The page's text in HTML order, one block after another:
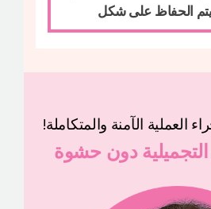
العملية الآمنة والمتكاملة!
التجميلية دون حشوة